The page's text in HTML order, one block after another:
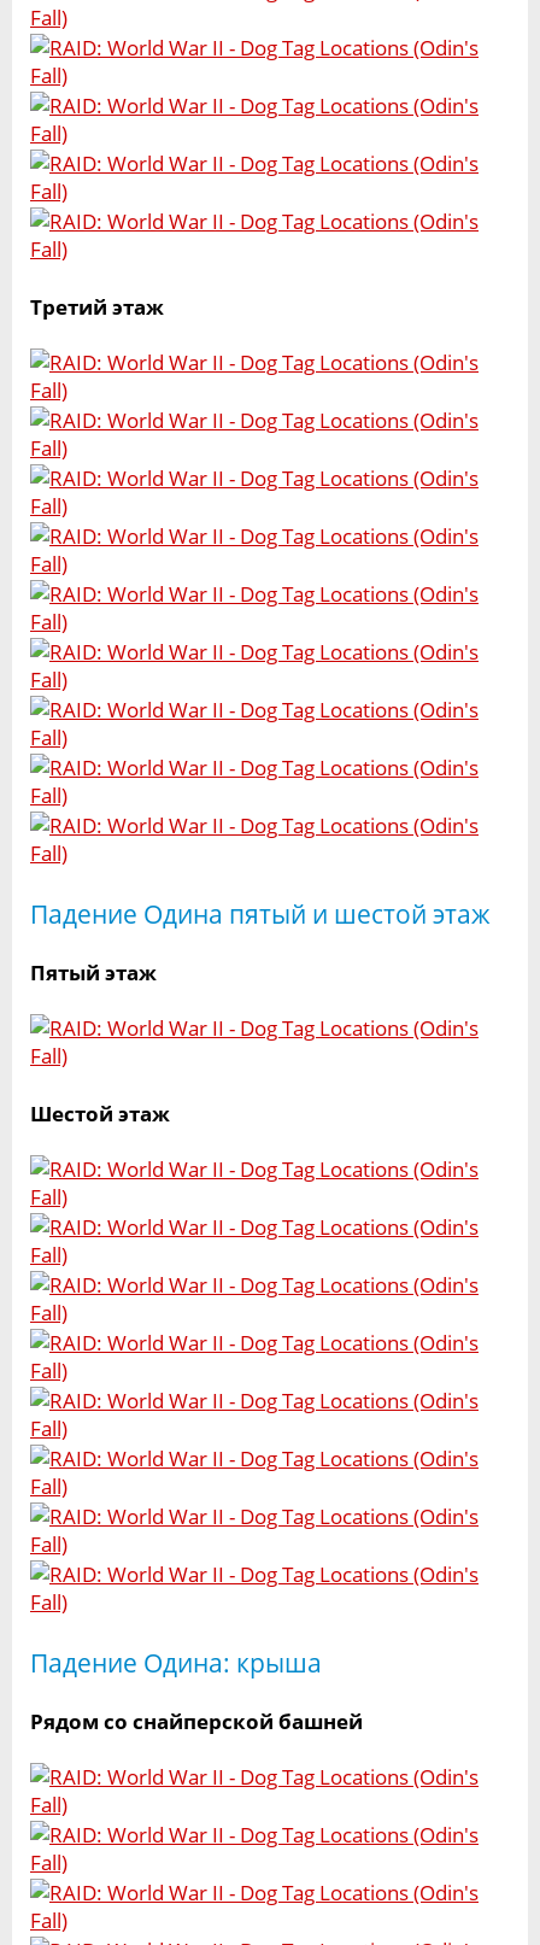
Третий этаж
Падение Одина пятый и шестой этаж
Пятый этаж
Шестой этаж
Падение Одина: крыша
Рядом со снайперской башней